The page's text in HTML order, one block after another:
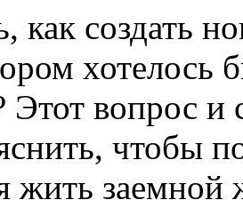
как создать
хотелось
Этот вопрос
чтобы
жить